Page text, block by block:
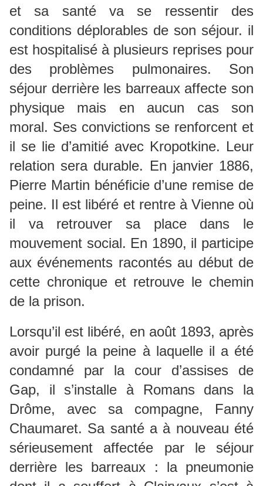
et sa santé va se ressentir des
conditions déplorables de son séjour. il
est hospitalisé à plusieurs reprises pour
des problèmes pulmonaires. Son
séjour derrière les barreaux affecte son
physique mais en aucun cas son
moral. Ses convictions se renforcent et
il se lie d’amitié avec Kropotkine. Leur
relation sera durable. En janvier 1886,
Pierre Martin bénéficie d’une remise de
peine. Il est libéré et rentre à Vienne où
il va retrouver sa place dans le
mouvement social. En 1890, il participe
aux événements racontés au début de
cette chronique et retrouve le chemin
de la prison.
Lorsqu’il est libéré, en août 1893, après
avoir purgé la peine à laquelle il a été
condamné par la cour d’assises de
Gap, il s’installe à Romans dans la
Drôme, avec sa compagne, Fanny
Chaumaret. Sa santé a à nouveau été
sérieusement affectée par le séjour
derrière les barreaux : la pneumonie